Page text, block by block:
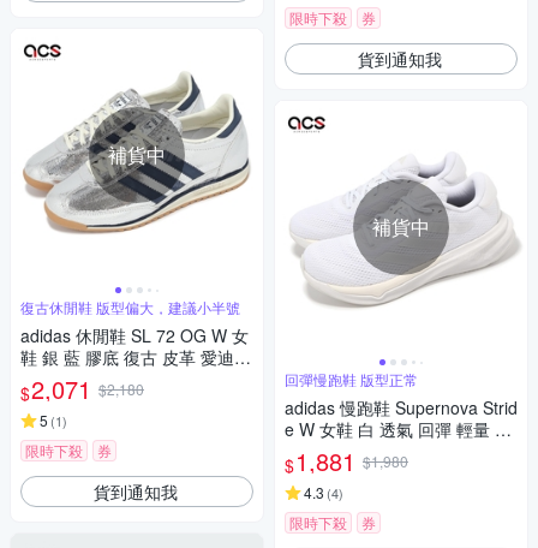
補貨中
復古休閒鞋 版型偏大，建議小半號
adidas 休閒鞋 SL 72 OG W 女
鞋 銀 藍 膠底 復古 皮革 愛迪達
JH8654
$2,071 $2,180
5 (1)
限時下殺 券
貨到通知我
限時下殺 券
貨到通知我
補貨中
回彈慢跑鞋 版型正常
adidas 慢跑鞋 Supernova Strid
e W 女鞋 白 透氣 回彈 輕量 運
動鞋 愛迪達 IG8293
$1,881 $1,980
4.3 (4)
限時下殺 券